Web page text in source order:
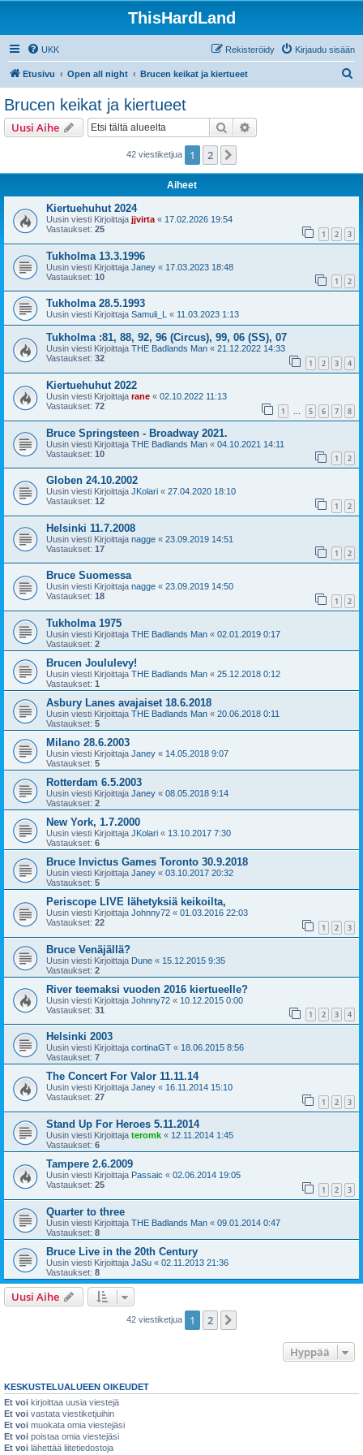
ThisHardLand
UKK Kirjaudu sisään
Rekisteröidy
Etusivu Open all night Brucen keikat ja kiertueet
Brucen keikat ja kiertueet
Uusi Aihe Etsi
42 viestiketjua 1 2
Aiheet
Kiertuehuhut 2024
Uusin viesti Kirjoittaja jjvirta « 17.02.2026 19:54
Vastaukset: 25 1 2 3
Tukholma 13.3.1996
Uusin viesti Kirjoittaja Janey « 17.03.2023 18:48
Vastaukset: 10 1 2
Tukholma 28.5.1993
Uusin viesti Kirjoittaja Samuli_L « 11.03.2023 1:13
Tukholma :81, 88, 92, 96 (Circus), 99, 06 (SS), 07
Uusin viesti Kirjoittaja THE Badlands Man « 21.12.2022 14:33
Vastaukset: 32 1 2 3 4
Kiertuehuhut 2022
Uusin viesti Kirjoittaja rane « 02.10.2022 11:13
Vastaukset: 72 1 … 5 6 7 8
Bruce Springsteen - Broadway 2021.
Uusin viesti Kirjoittaja THE Badlands Man « 04.10.2021 14:11
Vastaukset: 10 1 2
Globen 24.10.2002
Uusin viesti Kirjoittaja JKolari « 27.04.2020 18:10
Vastaukset: 12 1 2
Helsinki 11.7.2008
Uusin viesti Kirjoittaja nagge « 23.09.2019 14:51
Vastaukset: 17 1 2
Bruce Suomessa
Uusin viesti Kirjoittaja nagge « 23.09.2019 14:50
Vastaukset: 18 1 2
Tukholma 1975
Uusin viesti Kirjoittaja THE Badlands Man « 02.01.2019 0:17
Vastaukset: 2
Brucen Joululevy!
Uusin viesti Kirjoittaja THE Badlands Man « 25.12.2018 0:12
Vastaukset: 1
Asbury Lanes avajaiset 18.6.2018
Uusin viesti Kirjoittaja THE Badlands Man « 20.06.2018 0:11
Vastaukset: 5
Milano 28.6.2003
Uusin viesti Kirjoittaja Janey « 14.05.2018 9:07
Vastaukset: 5
Rotterdam 6.5.2003
Uusin viesti Kirjoittaja Janey « 08.05.2018 9:14
Vastaukset: 2
New York, 1.7.2000
Uusin viesti Kirjoittaja JKolari « 13.10.2017 7:30
Vastaukset: 6
Bruce Invictus Games Toronto 30.9.2018
Uusin viesti Kirjoittaja Janey « 03.10.2017 20:32
Vastaukset: 5
Periscope LIVE lähetyksiä keikoilta,
Uusin viesti Kirjoittaja Johnny72 « 01.03.2016 22:03
Vastaukset: 22 1 2 3
Bruce Venäjällä?
Uusin viesti Kirjoittaja Dune « 15.12.2015 9:35
Vastaukset: 2
River teemaksi vuoden 2016 kiertueelle?
Uusin viesti Kirjoittaja Johnny72 « 10.12.2015 0:00
Vastaukset: 31 1 2 3 4
Helsinki 2003
Uusin viesti Kirjoittaja cortinaGT « 18.06.2015 8:56
Vastaukset: 7
The Concert For Valor 11.11.14
Uusin viesti Kirjoittaja Janey « 16.11.2014 15:10
Vastaukset: 27 1 2 3
Stand Up For Heroes 5.11.2014
Uusin viesti Kirjoittaja teromk « 12.11.2014 1:45
Vastaukset: 6
Tampere 2.6.2009
Uusin viesti Kirjoittaja Passaic « 02.06.2014 19:05
Vastaukset: 25 1 2 3
Quarter to three
Uusin viesti Kirjoittaja THE Badlands Man « 09.01.2014 0:47
Vastaukset: 8
Bruce Live in the 20th Century
Uusin viesti Kirjoittaja JaSu « 02.11.2013 21:36
Vastaukset: 8
Uusi Aihe
42 viestiketjua 1 2
Hyppää
KESKUSTELUALUEEN OIKEUDET
Et voi kirjoittaa uusia viestejä
Et voi vastata viestiketjuihin
Et voi muokata omia viestejäsi
Et voi poistaa omia viestejäsi
Et voi lähettää liitetiedostoja